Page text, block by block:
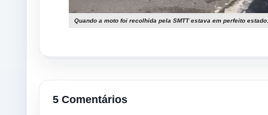
Quando a moto foi recolhida pela SMTT estava em perfeito
5 Comentários